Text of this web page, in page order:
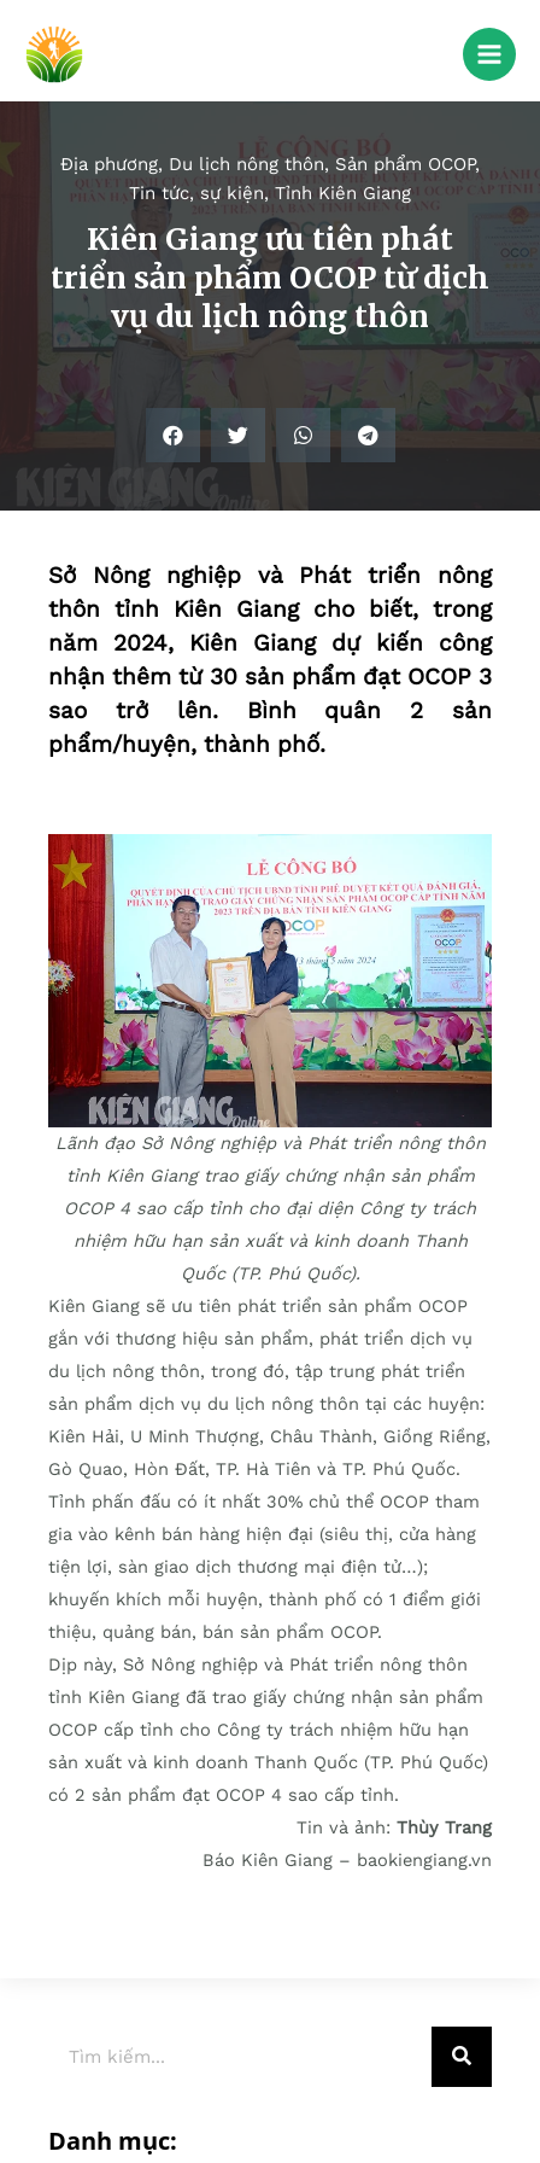
Địa phương, Du lịch nông thôn, Sản phẩm OCOP,
Tin tức, sự kiện, Tỉnh Kiên Giang
Kiên Giang ưu tiên phát
triển sản phẩm OCOP từ dịch
vụ du lịch nông thôn
Sở Nông nghiệp và Phát triển nông
thôn tỉnh Kiên Giang cho biết, trong
năm 2024, Kiên Giang dự kiến công
nhận thêm từ 30 sản phẩm đạt OCOP 3
sao trở lên. Bình quân 2 sản
phẩm/huyện, thành phố.
Lãnh đạo Sở Nông nghiệp và Phát triển nông thôn
tỉnh Kiên Giang trao giấy chứng nhận sản phẩm
OCOP 4 sao cấp tỉnh cho đại diện Công ty trách
nhiệm hữu hạn sản xuất và kinh doanh Thanh
Quốc (TP. Phú Quốc).
Kiên Giang sẽ ưu tiên phát triển sản phẩm OCOP
gắn với thương hiệu sản phẩm, phát triển dịch vụ
du lịch nông thôn, trong đó, tập trung phát triển
sản phẩm dịch vụ du lịch nông thôn tại các huyện:
Kiên Hải, U Minh Thượng, Châu Thành, Giồng Riềng,
Gò Quao, Hòn Đất, TP. Hà Tiên và TP. Phú Quốc.
Tỉnh phấn đấu có ít nhất 30% chủ thể OCOP tham
gia vào kênh bán hàng hiện đại (siêu thị, cửa hàng
tiện lợi, sàn giao dịch thương mại điện tử…);
khuyến khích mỗi huyện, thành phố có 1 điểm giới
thiệu, quảng bán, bán sản phẩm OCOP.
Dịp này, Sở Nông nghiệp và Phát triển nông thôn
tỉnh Kiên Giang đã trao giấy chứng nhận sản phẩm
OCOP cấp tỉnh cho Công ty trách nhiệm hữu hạn
sản xuất và kinh doanh Thanh Quốc (TP. Phú Quốc)
có 2 sản phẩm đạt OCOP 4 sao cấp tỉnh.
Tin và ảnh: Thùy Trang
Báo Kiên Giang – baokiengiang.vn
Danh mục: